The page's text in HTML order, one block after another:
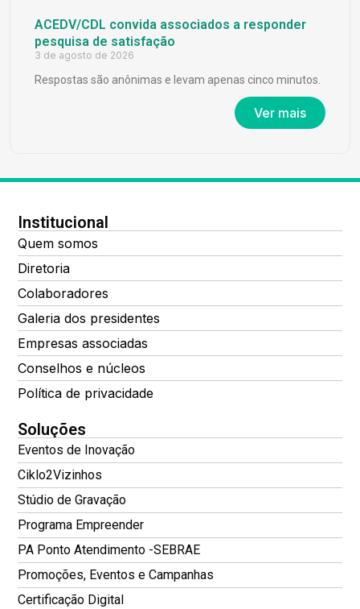
ACEDV/CDL convida associados a responder
pesquisa de satisfação
3 de agosto de 2026
Respostas são anônimas e levam apenas cinco minutos.
Ver mais
Institucional
Quem somos
Diretoria
Colaboradores
Galeria dos presidentes
Empresas associadas
Conselhos e núcleos
Política de privacidade
Soluções
Eventos de Inovação
Ciklo2Vizinhos
Stúdio de Gravação
Programa Empreender
PA Ponto Atendimento -SEBRAE
Promoções, Eventos e Campanhas
Certificação Digital